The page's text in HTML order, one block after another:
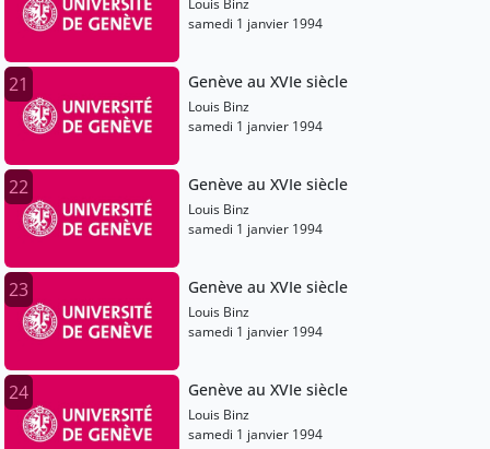
Louis Binz
samedi 1 janvier 1994
21 Genève au XVIe siècle
Louis Binz
samedi 1 janvier 1994
22 Genève au XVIe siècle
Louis Binz
samedi 1 janvier 1994
23 Genève au XVIe siècle
Louis Binz
samedi 1 janvier 1994
24 Genève au XVIe siècle
Louis Binz
samedi 1 janvier 1994